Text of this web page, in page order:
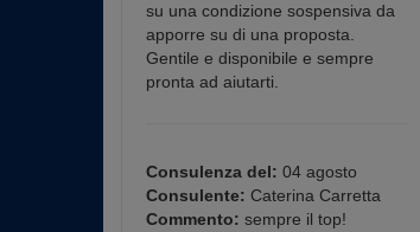
su una condizione sospensiva da
apporre su di una proposta.
Gentile e disponibile e sempre
pronta ad aiutarti.
Consulenza del: 04 agosto
Consulente: Caterina Carretta
Commento: sempre il top!